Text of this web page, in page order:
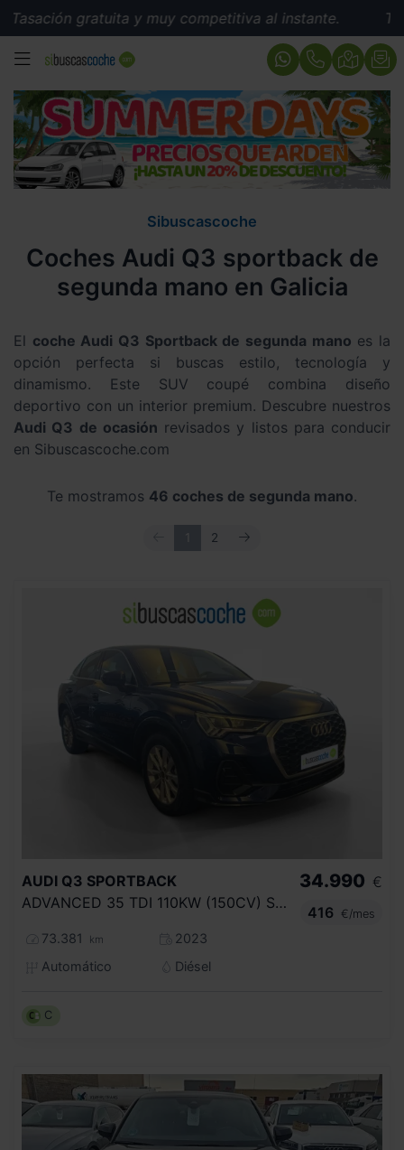
y muy competitiva al instante. Tasación
MENÚ
Sibuscascoche
Coches Audi Q3 sportback de
segunda mano en Galicia
El coche Audi Q3 Sportback de segunda mano es la
opción perfecta si buscas estilo, tecnología y
dinamismo. Este SUV coupé combina diseño
deportivo con un interior premium. Descubre nuestros
Audi Q3 de ocasión revisados y listos para conducir
en Sibuscascoche.com
Te mostramos 46 coches de segunda mano.
ANTERIOR
2 SIGUIENTE
AUDI Q3 SPORTBACK
ADVANCED 35 TDI 110KW (150CV) S TRONIC
73.381 km
2023
Automático
Diésel
34.990 €
416
€/mes
C